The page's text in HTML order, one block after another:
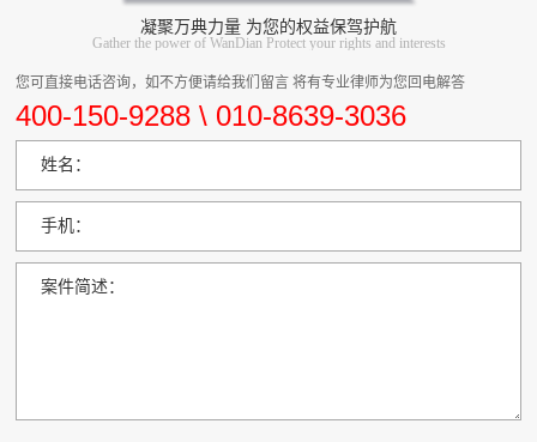
凝聚万典力量 为您的权益保驾护航
Gather the power of WanDian Protect your rights and interests
您可直接电话咨询，如不方便请给我们留言 将有专业律师为您回电解答
400-150-9288 \ 010-8639-3036
姓名：
手机：
案件简述：